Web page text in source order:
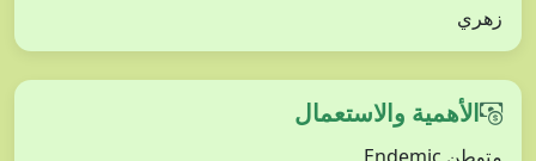
زهري
الأهمية والاستعمال